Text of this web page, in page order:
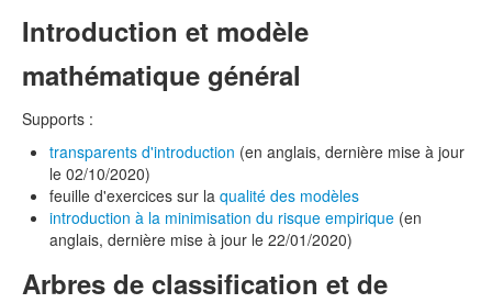
Introduction et modèle
mathématique général
Supports :
transparents d'introduction (en anglais, dernière mise à jour
le 02/10/2020)
feuille d'exercices sur la qualité des modèles
introduction à la minimisation du risque empirique (en
anglais, dernière mise à jour le 22/01/2020)
Arbres de classification et de